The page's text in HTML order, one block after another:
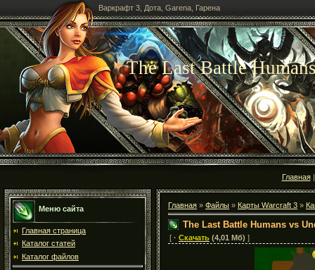
Варкрафт 3, Дота, Garena, Гарена
The Last Battle
Главная
Меню сайта
Главная страница
Каталог статей
Каталог файлов
Главная » Файлы » Карты Warcraft 3 »
The Last Battle Humans vs
[ · Скачать (4,01 Мб) ]